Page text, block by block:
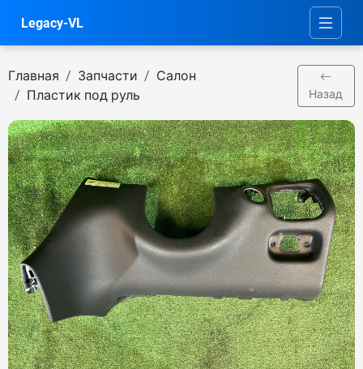
Legacy-VL
Главная Запчасти
Салон
Пластик под руль
Назад